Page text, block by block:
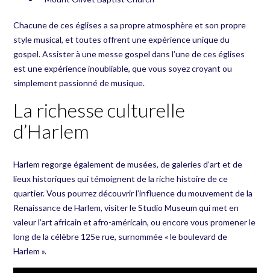
Chacune de ces églises a sa propre atmosphère et son propre
style musical, et toutes offrent une expérience unique du
gospel. Assister à une messe gospel dans l’une de ces églises
est une expérience inoubliable, que vous soyez croyant ou
simplement passionné de musique.
La richesse culturelle
d’Harlem
Harlem regorge également de musées, de galeries d’art et de
lieux historiques qui témoignent de la riche histoire de ce
quartier. Vous pourrez découvrir l’influence du mouvement de la
Renaissance de Harlem, visiter le Studio Museum qui met en
valeur l’art africain et afro-américain, ou encore vous promener le
long de la célèbre 125e rue, surnommée « le boulevard de
Harlem ».